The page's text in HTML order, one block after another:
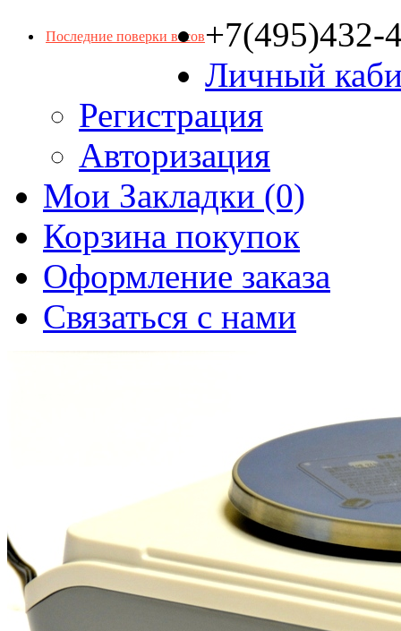
Последние поверки весов+7(495)432-
Личный
Регистрация
Авторизация
Мои Закладки (0)
Корзина покупок
Оформление заказа
Связаться с нами